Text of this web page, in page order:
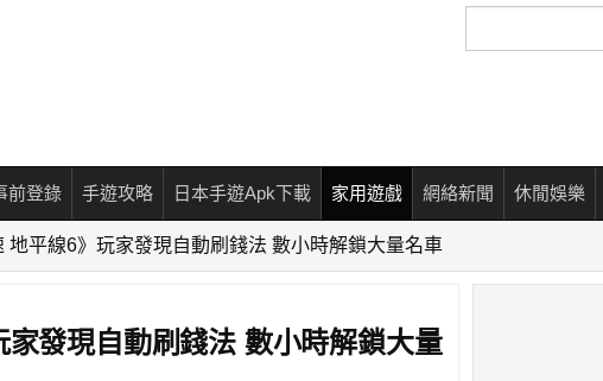
尋
前登錄 手遊攻略 日本手遊Apk下載 家用遊戲 網絡新聞 休閒娛樂
地平線6》玩家發現自動刷錢法 數小時解鎖大量名車
發現自動刷錢法 數小時解鎖大量